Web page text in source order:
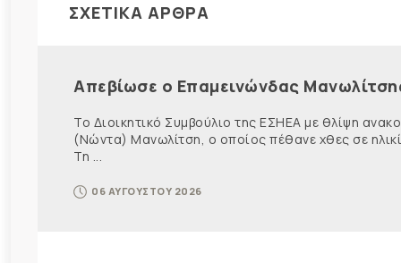
ΣΧΕΤΙΚΑ ΑΡΘΡΑ
Απεβίωσε ο Επαμεινώνδας
Το Διοικητικό Συμβούλιο της ΕΣΗΕΑ με θλίψη
(Νώντα) Μανωλίτση, ο οποίος πέθανε χθες σε
Τη ...
06 ΑΥΓΟΥΣΤΟΥ 2026